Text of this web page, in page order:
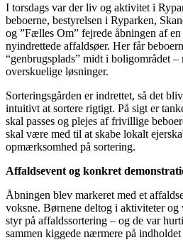
I torsdags var der liv og aktivitet i
beboerne, bestyrelsen i Ryparken,
og ”Fælles Om” fejrede åbningen af
nyindrettede affaldsøer. Her får
“genbrugsplads” midt i boligområdet –
overskuelige løsninger.
Sorteringsgården er indrettet, så det
intuitivt at sortere rigtigt. På sigt er
skal passes og plejes af frivillige
skal være med til at skabe lokalt
opmærksomhed på sortering.
Affaldsevent og konkret
Åbningen blev markeret med et
voksne. Børnene deltog i aktiviteter og
styr på affaldssortering – og de var
sammen kiggede nærmere på